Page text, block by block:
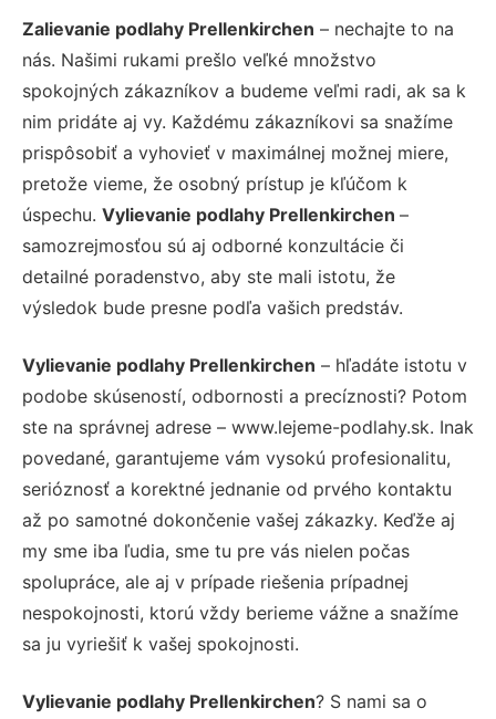
Zalievanie podlahy Prellenkirchen – nechajte to na
nás. Našimi rukami prešlo veľké množstvo
spokojných zákazníkov a budeme veľmi radi, ak sa k
nim pridáte aj vy. Každému zákazníkovi sa snažíme
prispôsobiť a vyhovieť v maximálnej možnej miere,
pretože vieme, že osobný prístup je kľúčom k
úspechu. Vylievanie podlahy Prellenkirchen –
samozrejmosťou sú aj odborné konzultácie či
detailné poradenstvo, aby ste mali istotu, že
výsledok bude presne podľa vašich predstáv.
Vylievanie podlahy Prellenkirchen – hľadáte istotu v
podobe skúseností, odbornosti a precíznosti? Potom
ste na správnej adrese – www.lejeme-podlahy.sk. Inak
povedané, garantujeme vám vysokú profesionalitu,
serióznosť a korektné jednanie od prvého kontaktu
až po samotné dokončenie vašej zákazky. Keďže aj
my sme iba ľudia, sme tu pre vás nielen počas
spolupráce, ale aj v prípade riešenia prípadnej
nespokojnosti, ktorú vždy berieme vážne a snažíme
sa ju vyriešiť k vašej spokojnosti.
Vylievanie podlahy Prellenkirchen? S nami sa o